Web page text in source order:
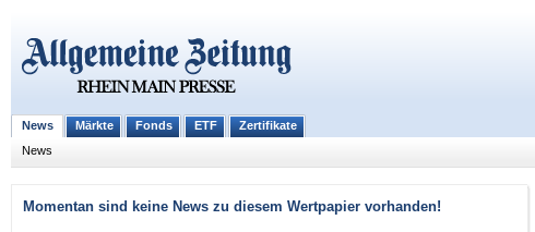
News Märkte Fonds ETF
Zertifikate
News
Momentan sind keine News zu diesem Wertpapier vorhanden!